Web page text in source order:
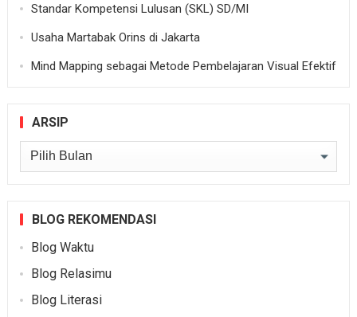
Standar Kompetensi Lulusan (SKL) SD/MI
Usaha Martabak Orins di Jakarta
Mind Mapping sebagai Metode Pembelajaran Visual Efektif
ARSIP
Arsip
BLOG REKOMENDASI
Blog Waktu
Blog Relasimu
Blog Literasi